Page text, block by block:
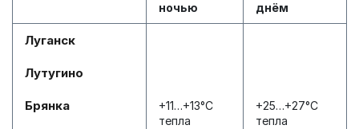
ночью днём
Луганск
Лутугино
Брянка
+11…+13°С
тепла
+25…+27°С
тепла